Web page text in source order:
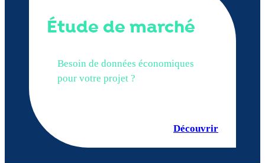
Étude de marché
Besoin de données économiques
pour votre projet ?
Découvrir